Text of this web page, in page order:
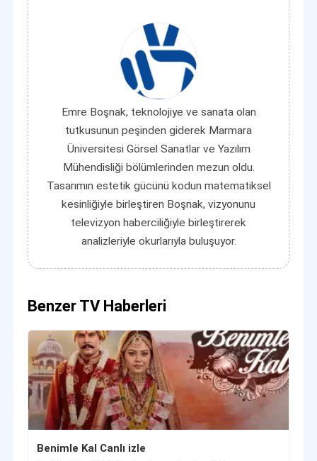
Emre Boşnak, teknolojiye ve sanata olan
tutkusunun peşinden giderek Marmara
Üniversitesi Görsel Sanatlar ve Yazılım
Mühendisliği bölümlerinden mezun oldu.
Tasarımın estetik gücünü kodun matematiksel
kesinliğiyle birleştiren Boşnak, vizyonunu
televizyon haberciliğiyle birleştirerek
analizleriyle okurlarıyla buluşuyor.
Benzer TV Haberleri
Benimle Kal Canlı izle